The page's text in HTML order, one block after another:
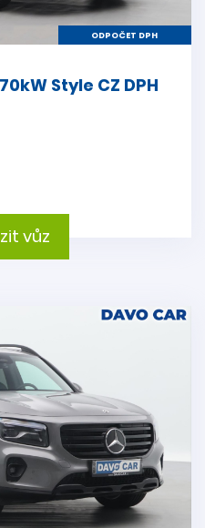
ODPOČET DPH
Style CZ DPH
vůz